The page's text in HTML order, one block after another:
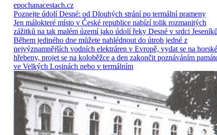
epochanacestach.cz
Poznejte údolí Desné: od Dlouhých strání po termální prameny
Jen málokteré místo v České republice nabízí tolik rozmanitých
zážitků na tak malém území jako údolí řeky Desné v srdci
Během jediného dne můžete nahlédnout do útrob jedné z
nejvýznamnějších vodních elektráren v Evropě, vydat se na horské
hřebeny, projet se na koloběžce a den zakončit poznáváním
ve Velkých Losinách nebo v termálním